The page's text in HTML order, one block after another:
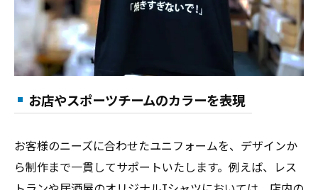
お店やスポーツチームのカラーを表現
お客様のニーズに合わせたユニフォームを、デザインか
ら制作まで一貫してサポートいたします。例えば、レス